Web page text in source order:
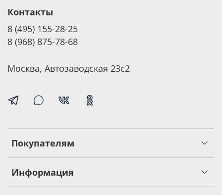
Покупателям
Информация
Контакты
8 (495) 155-28-25
8 (968) 875-78-68
Москва, Автозаводская 23с2